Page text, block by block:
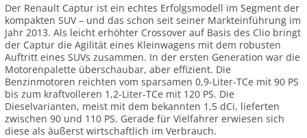
Der Renault Captur ist ein echtes Erfolgsmodell im Segment der
kompakten SUV – und das schon seit seiner Markteinführung im
Jahr 2013. Als leicht erhöhter Crossover auf Basis des Clio bringt
der Captur die Agilität eines Kleinwagens mit dem robusten
Auftritt eines SUVs zusammen. In der ersten Generation war die
Motorenpalette überschaubar, aber effizient. Die
Benzinmotoren reichten vom sparsamen 0,9-Liter-TCe mit 90 PS
bis zum kraftvolleren 1,2-Liter-TCe mit 120 PS. Die
Dieselvarianten, meist mit dem bekannten 1,5 dCi, lieferten
zwischen 90 und 110 PS. Gerade für Vielfahrer erwiesen sich
diese als äußerst wirtschaftlich im Verbrauch.